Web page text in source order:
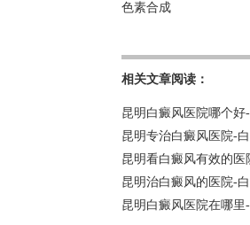
色素合成
相关文章阅读：
昆明白癜风医院哪个
昆明专治白癜风医院-
昆明看白癜风有效的
昆明治白癜风的医院-
昆明白癜风医院在哪